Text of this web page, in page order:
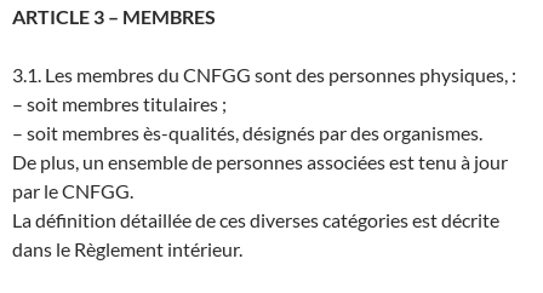
ARTICLE 3 – MEMBRES
3.1. Les membres du CNFGG sont des personnes physiques, :
– soit membres titulaires ;
– soit membres ès-qualités, désignés par des organismes.
De plus, un ensemble de personnes associées est tenu à jour
par le CNFGG.
La définition détaillée de ces diverses catégories est décrite
dans le Règlement intérieur.